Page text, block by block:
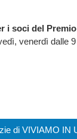
i soci del
venerdì dalle
di VIVIAMO IN